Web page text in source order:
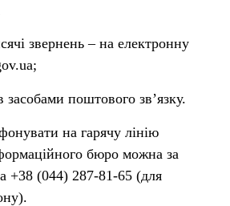
звернень – на електронну
засобами поштового зв’язку.
на гарячу лінію
бюро можна за
+38 (044) 287-81-65 (для